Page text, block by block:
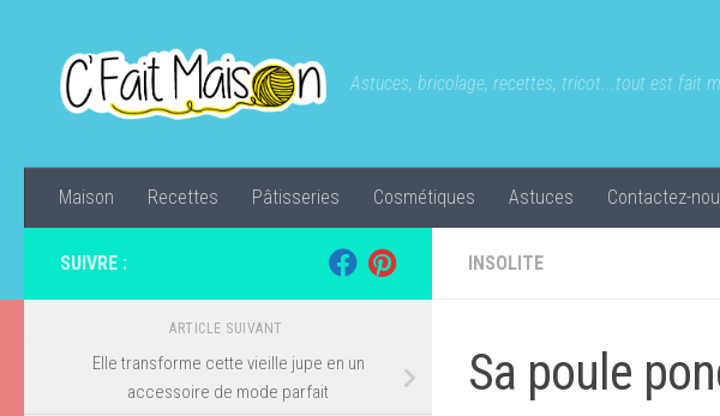
Astuces, bricolage, recettes, tricot...tout est fait
Maison Recettes Pâtisseries Cosmétiques Astuces Contactez-
INSOLITE
Sa poule
SUIVRE :
ARTICLE SUIVANT
Elle transforme cette vieille jupe en un
accessoire de mode parfait